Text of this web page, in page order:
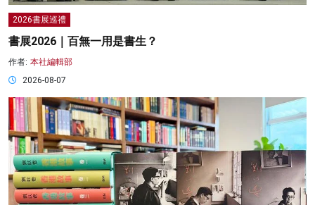
2026書展巡禮
書展2026｜百無一用是書生？
作者: 本社編輯部
2026-08-07